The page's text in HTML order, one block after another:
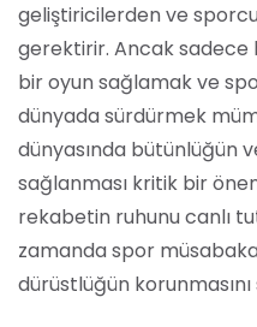
geliştiricilerden ve
gerektirir. Ancak sadece
bir oyun sağlamak ve
dünyada sürdürmek
dünyasında bütünlüğün
sağlanması kritik bir
rekabetin ruhunu canlı
zamanda spor
dürüstlüğün